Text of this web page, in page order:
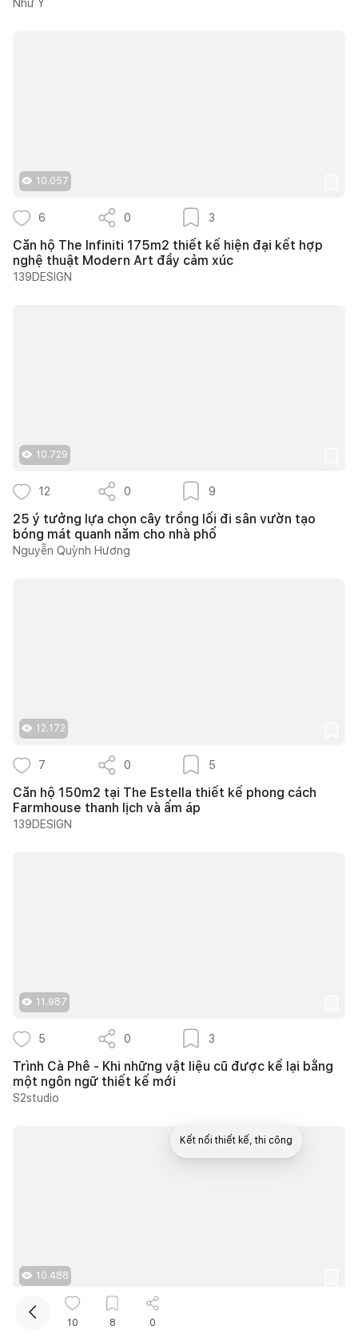
Như Ý
10.057
6 0 3
Căn hộ The Infiniti 175m2 thiết kế hiện đại kết hợp
nghệ thuật Modern Art đầy cảm xúc
139DESIGN
10.729
12 0 9
25 ý tưởng lựa chọn cây trồng lối đi sân vườn tạo
bóng mát quanh năm cho nhà phố
Nguyễn Quỳnh Hương
12.172
7 0 5
Căn hộ 150m2 tại The Estella thiết kế phong cách
Farmhouse thanh lịch và ấm áp
139DESIGN
11.987
5 0 3
Trình Cà Phê - Khi những vật liệu cũ được kể lại bằng
một ngôn ngữ thiết kế mới
S2studio
10.488
10 8 0
Kết nối thiết kế, thi công